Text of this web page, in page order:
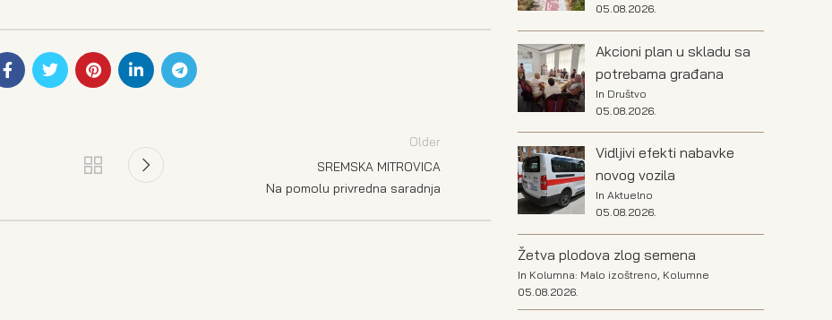
Older
SREMSKA MITROVICA
Na pomolu privredna saradnja
05.08.2026.
Akcioni plan u skladu sa
potrebama građana
In Društvo
05.08.2026.
Vidljivi efekti nabavke
novog vozila
In Aktuelno
05.08.2026.
Žetva plodova zlog semena
In Kolumna: Malo izoštreno, Kolumne
05.08.2026.